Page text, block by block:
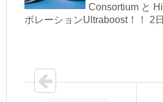
Consortium と
ボレーションUltraboost！！ 2